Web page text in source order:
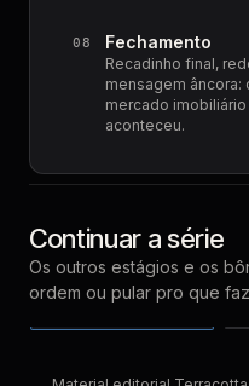
08 Fechamento
Recadinho final,
mensagem âncora:
mercado
aconteceu.
Continuar a série
Os outros estágios e os
ordem ou pular pro que
Em Validação
com Leonardo
Belisario
ASSISTIR AGORA